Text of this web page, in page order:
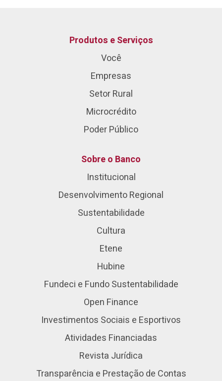
Produtos e Serviços
Você
Empresas
Setor Rural
Microcrédito
Poder Público
Sobre o Banco
Institucional
Desenvolvimento Regional
Sustentabilidade
Cultura
Etene
Hubine
Fundeci e Fundo Sustentabilidade
Open Finance
Investimentos Sociais e Esportivos
Atividades Financiadas
Revista Jurídica
Transparência e Prestação de Contas